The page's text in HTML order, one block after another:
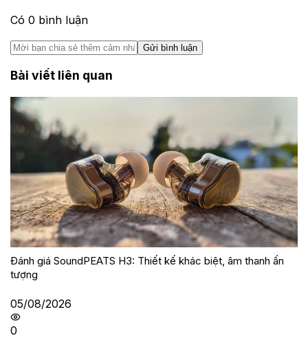
Có 0 bình luận
Gửi bình luận
Bài viết liên quan
Đánh giá SoundPEATS H3: Thiết kế khác biệt, âm thanh ấn
tượng
05/08/2026
0